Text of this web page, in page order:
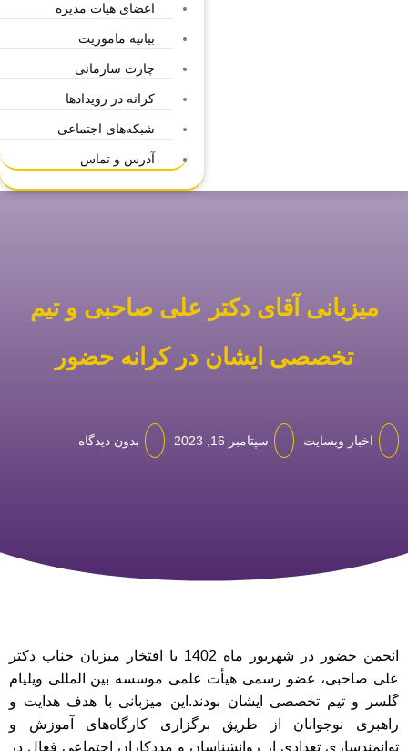
اعضای هیات مدیره
بیانیه ماموریت
چارت سازمانی
کرانه در رویدادها
شبکه‌های اجتماعی
آدرس و تماس
میزبانی آقای دکتر علی صاحبی و تیم
تخصصی ایشان در کرانه حضور
اخبار وبسایت سپتامبر 16, 2023 بدون دیدگاه
انجمن حضور در شهریور ماه 1402 با افتخار میزبان جناب دکتر
علی صاحبی، عضو رسمی هیأت علمی موسسه بین المللی ویلیام
گلسر و تیم تخصصی ایشان بودند. این میزبانی با هدف هدایت و
راهبری نوجوانان از طریق برگزاری کارگاه‌های آموزش و
توانمندسازی تعدادی از روانشناسان و مددکاران اجتماعی فعال در